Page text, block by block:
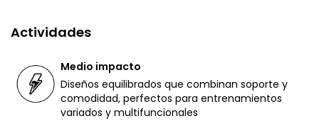
Actividades
Medio impacto
Diseños equilibrados que combinan soporte y
comodidad, perfectos para entrenamientos
variados y multifuncionales